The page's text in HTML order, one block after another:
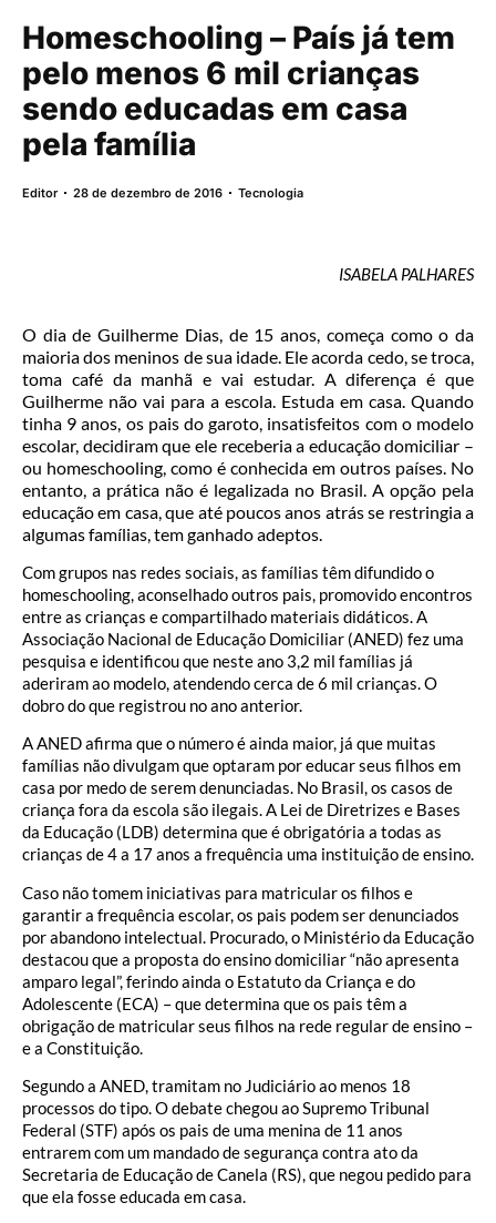
Homeschooling – País já tem
pelo menos 6 mil crianças
sendo educadas em casa
pela família
Editor 28 de dezembro de 2016 Tecnologia
ISABELA PALHARES
O dia de Guilherme Dias, de 15 anos, começa como o da
maioria dos meninos de sua idade. Ele acorda cedo, se troca,
toma café da manhã e vai estudar. A diferença é que
Guilherme não vai para a escola. Estuda em casa. Quando
tinha 9 anos, os pais do garoto, insatisfeitos com o modelo
escolar, decidiram que ele receberia a educação domiciliar –
ou homeschooling, como é conhecida em outros países. No
entanto, a prática não é legalizada no Brasil. A opção pela
educação em casa, que até poucos anos atrás se restringia a
algumas famílias, tem ganhado adeptos.
Com grupos nas redes sociais, as famílias têm difundido o
homeschooling, aconselhado outros pais, promovido encontros
entre as crianças e compartilhado materiais didáticos. A
Associação Nacional de Educação Domiciliar (ANED) fez uma
pesquisa e identificou que neste ano 3,2 mil famílias já
aderiram ao modelo, atendendo cerca de 6 mil crianças. O
dobro do que registrou no ano anterior.
A ANED afirma que o número é ainda maior, já que muitas
famílias não divulgam que optaram por educar seus filhos em
casa por medo de serem denunciadas. No Brasil, os casos de
criança fora da escola são ilegais. A Lei de Diretrizes e Bases
da Educação (LDB) determina que é obrigatória a todas as
crianças de 4 a 17 anos a frequência uma instituição de ensino.
Caso não tomem iniciativas para matricular os filhos e
garantir a frequência escolar, os pais podem ser denunciados
por abandono intelectual. Procurado, o Ministério da Educação
destacou que a proposta do ensino domiciliar “não apresenta
amparo legal”, ferindo ainda o Estatuto da Criança e do
Adolescente (ECA) – que determina que os pais têm a
obrigação de matricular seus filhos na rede regular de ensino –
e a Constituição.
Segundo a ANED, tramitam no Judiciário ao menos 18
processos do tipo. O debate chegou ao Supremo Tribunal
Federal (STF) após os pais de uma menina de 11 anos
entrarem com um mandado de segurança contra ato da
Secretaria de Educação de Canela (RS), que negou pedido para
que ela fosse educada em casa.